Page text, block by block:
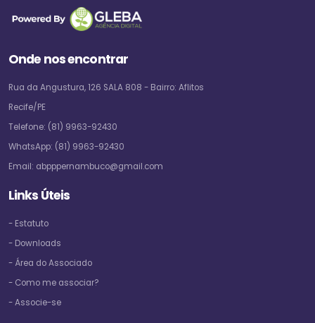
Onde nos encontrar
Rua da Angustura, 126 SALA 808 - Bairro: Aflitos
Recife/PE
Telefone: (81) 9963-92430
WhatsApp: (81) 9963-92430
Email: abpppernambuco@gmail.com
Links Úteis
- Estatuto
- Downloads
- Área do Associado
- Como me associar?
- Associe-se